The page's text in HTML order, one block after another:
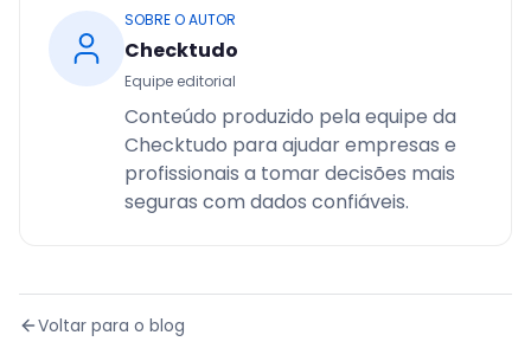
SOBRE O AUTOR
Checktudo
Equipe editorial
Conteúdo produzido pela equipe da
Checktudo para ajudar empresas e
profissionais a tomar decisões mais
seguras com dados confiáveis.
Voltar para o blog